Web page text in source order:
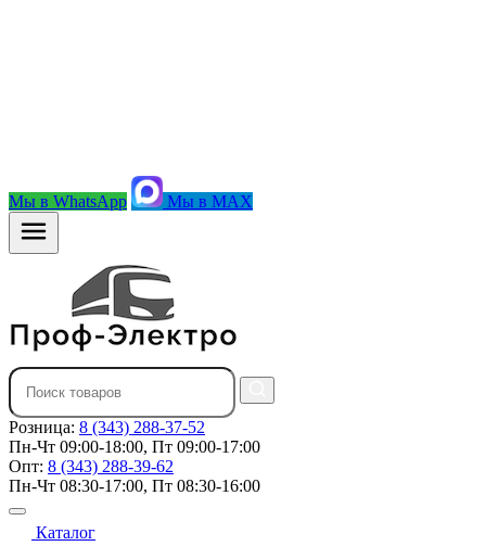
Мы в WhatsApp Мы в MAX
Розница: 8 (343) 288-37-52
Пн-Чт 09:00-18:00, Пт 09:00-17:00
Опт: 8 (343) 288-39-62
Пн-Чт 08:30-17:00, Пт 08:30-16:00
Каталог